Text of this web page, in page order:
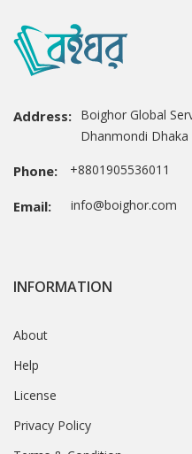
Address: Boighor Global
Dhanmondi
Phone: +8801905536011
Email: info@boighor.com
INFORMATION
About
Help
License
Privacy Policy